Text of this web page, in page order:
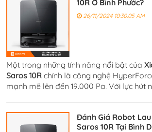
10R Ở Bình Phước?
26/11/2024 10:30:05 AM
Một trong những tính năng nổi bật của
Saros 10R chính là công nghệ
mạnh mẽ lên đến 19.000 Pa. Với lực hút
Đánh Giá Robot
Saros 10R Tại Bình